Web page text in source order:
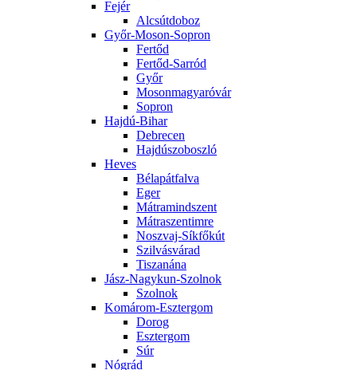
Fejér
Alcsútdoboz
Győr-Moson-Sopron
Fertőd
Fertőd-Sarród
Győr
Mosonmagyaróvár
Sopron
Hajdú-Bihar
Debrecen
Hajdúszoboszló
Heves
Bélapátfalva
Eger
Mátramindszent
Mátraszentimre
Noszvaj-Síkfőkút
Szilvásvárad
Tiszanána
Jász-Nagykun-Szolnok
Szolnok
Komárom-Esztergom
Dorog
Esztergom
Súr
Nógrád